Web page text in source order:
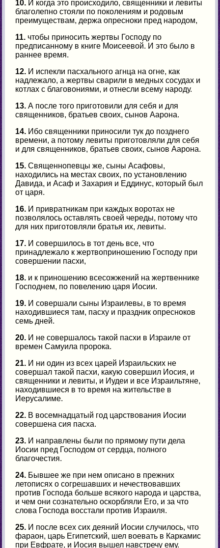
10. И когда это происходило, священники и левиты
благолепно стояли по поколениям и родовым
преимуществам, держа опресноки пред народом,
11. чтобы приносить жертвы Господу по
предписанному в книге Моисеевой. И это было в
раннее время.
12. И испекли пасхального агнца на огне, как
надлежало, а жертвы сварили в медных сосудах и
котлах с благовониями, и отнесли всему народу.
13. А после того приготовили для себя и для
священников, братьев своих, сынов Аарона.
14. Ибо священники приносили тук до позднего
времени, а потому левиты приготовляли для себя
и для священников, братьев своих, сынов Аарона.
15. Священнопевцы же, сыны Асафовы,
находились на местах своих, по установлению
Давида, и Асаф и Захария и Еддинус, который был
от царя.
16. И привратникам при каждых воротах не
позволялось оставлять своей череды, потому что
для них приготовляли братья их, левиты.
17. И совершилось в тот день все, что
принадлежало к жертвоприношению Господу при
совершении пасхи,
18. и к приношению всесожжений на жертвеннике
Господнем, по повелению царя Иосии.
19. И совершали сыны Израилевы, в то время
находившиеся там, пасху и праздник опресноков
семь дней.
20. И не совершалось такой пасхи в Израиле от
времен Самуила пророка.
21. И ни один из всех царей Израильских не
совершал такой пасхи, какую совершил Иосия, и
священники и левиты, и Иудеи и все Израильтяне,
находившиеся в то время на жительстве в
Иерусалиме.
22. В восемнадцатый год царствования Иосии
совершена сия пасха.
23. И направлены были по прямому пути дела
Иосии пред Господом от сердца, полного
благочестия.
24. Бывшее же при нем описано в прежних
летописях о согрешавших и нечествовавших
против Господа больше всякого народа и царства,
и чем они сознательно оскорбляли Его, и за что
слова Господа восстали против Израиля.
25. И после всех сих деяний Иосии случилось, что
фараон, царь Египетский, шел воевать в Каркамис
при Евфрате, и Иосия вышел навстречу ему.